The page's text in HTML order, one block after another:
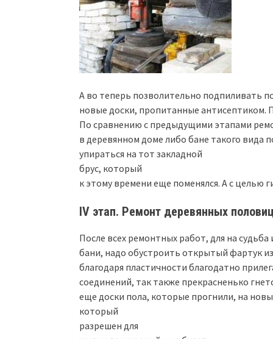
А во теперь позволительно подпиливать
новые доски, пропитанные антисептиком.
По сравнению с предыдущими этапами
в деревянном доме либо бане такого вида
упираться на тот закладной
брус, который
к этому времени еще поменялся. А с целью
IV этап. Ремонт деревянных
После всех ремонтных работ, для на
бани, надо обустроить открытый фартук
благодаря пластичности благодатно
соединений, так также прекрасненько
еще доски пола, которые прогнили, на
который
разрешен для